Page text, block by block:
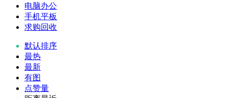
电脑办公
手机平板
求购回收
默认排序
最热
最新
有图
点赞量